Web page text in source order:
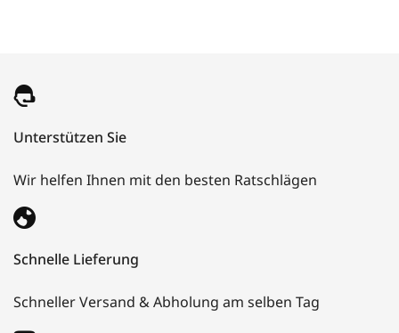
Unterstützen Sie
Wir helfen Ihnen mit den besten Ratschlägen
Schnelle Lieferung
Schneller Versand & Abholung am selben Tag